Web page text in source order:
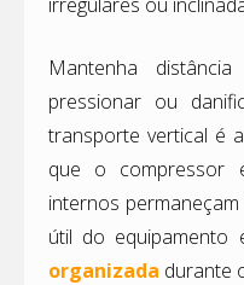
Mantenha
pressionar ou
transporte vertical é
que o compressor
internos
útil do equipamento
organizada durante